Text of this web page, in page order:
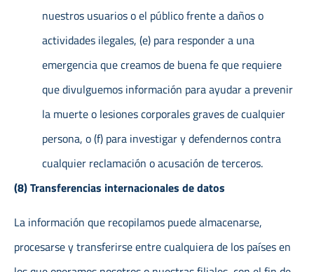
nuestros usuarios o el público frente a daños o
actividades ilegales, (e) para responder a una
emergencia que creamos de buena fe que requiere
que divulguemos información para ayudar a prevenir
la muerte o lesiones corporales graves de cualquier
persona, o (f) para investigar y defendernos contra
cualquier reclamación o acusación de terceros.
(8) Transferencias internacionales de datos
La información que recopilamos puede almacenarse,
procesarse y transferirse entre cualquiera de los países en